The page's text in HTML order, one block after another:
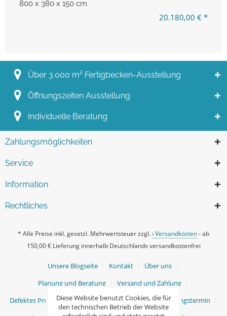
800 x 380 x 150 cm
20.180,00 € *
Über 3.000 m² Fertigbecken-Ausstellung
Öffnungszeiten Ausstellung
Individuelle Beratung
Zahlungsmöglichkeiten
Service
Information
Rechtliches
* Alle Preise inkl. gesetzl. Mehrwertsteuer zzgl. Versandkosten- ab
150,00 € Lieferung innerhalb Deutschlands versandkostenfrei
Unsere Blogseite Kontakt
Über uns
Planung und Beratung
Versand und Zahlung
Defektes Produkt / Ersatzteile
Ihr persönlicher Beratungstermin
Diese Website benutzt Cookies, die für
den technischen Betrieb der Website